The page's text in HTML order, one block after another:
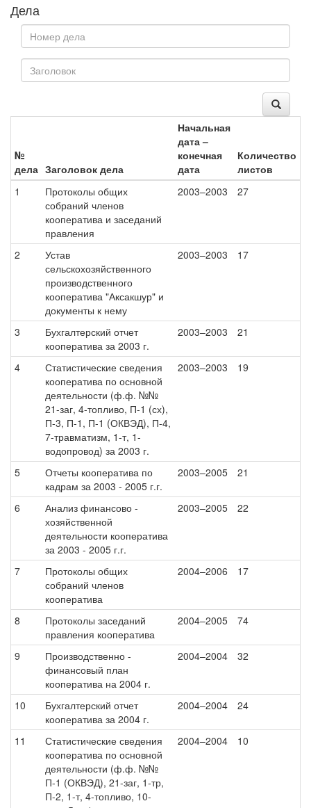
Дела
№
дела Заголовок дела
Начальная
дата –
конечная
дата
Количество
листов
1
Протоколы общих
собраний членов
кооператива и заседаний
правления
2003–2003 27
2
Устав
сельскохозяйственного
производственного
кооператива "Аксакшур" и
документы к нему
2003–2003 17
3
Бухгалтерский отчет
кооператива за 2003 г.
2003–2003 21
4
Статистические сведения
кооператива по основной
деятельности (ф.ф. №№
21-заг, 4-топливо, П-1 (сх),
П-3, П-1, П-1 (ОКВЭД), П-4,
7-травматизм, 1-т, 1-
водопровод) за 2003 г.
2003–2003 19
5
Отчеты кооператива по
кадрам за 2003 - 2005 г.г.
2003–2005 21
6
Анализ финансово -
хозяйственной
деятельности кооператива
за 2003 - 2005 г.г.
2003–2005 22
7
Протоколы общих
собраний членов
кооператива
2004–2006 17
8
Протоколы заседаний
правления кооператива
2004–2005 74
9
Производственно -
финансовый план
кооператива на 2004 г.
2004–2004 32
10
Бухгалтерский отчет
кооператива за 2004 г.
2004–2004 24
11
Статистические сведения
кооператива по основной
деятельности (ф.ф. №№
П-1 (ОКВЭД), 21-заг, 1-тр,
П-2, 1-т, 4-топливо, 10-
2004–2004 10